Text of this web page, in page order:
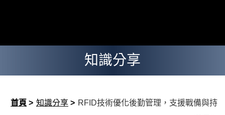
知識分享
首頁 > 知識分享 > RFID技術優化後勤管理，支援戰備與持